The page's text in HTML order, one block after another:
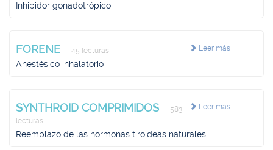
Inhibidor gonadotrópico
Leer más
FORENE 45 lecturas
Anestésico inhalatorio
Leer más
SYNTHROID COMPRIMIDOS
583
lecturas
Reemplazo de las hormonas tiroideas naturales